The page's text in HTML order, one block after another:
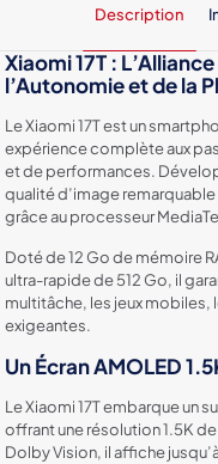
Description
Xiaomi 17T :
l’Autonomie et de la
Le Xiaomi 17T est un
expérience complète aux
et de performances.
qualité d’image
grâce au processeur
Doté de 12 Go de mémoire
ultra-rapide de 512 Go, il
multitâche, les jeux mobiles,
exigeantes.
Un Écran AMOLED
Le Xiaomi 17T embarque un
offrant une résolution 1.5K
Dolby Vision, il affiche